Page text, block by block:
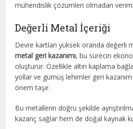
mühendislik çözümleri olmadan
Değerli Metal İçeriği
Devre kartları yüksek oranda değerli
metal geri kazanımı, bu sürecin
oluşturur. Özellikle altın kaplama
yollar ve gümüş lehimler geri kazanım
önem taşır.
Bu metallerin doğru şekilde
kazanç sağlar hem de doğal kaynak